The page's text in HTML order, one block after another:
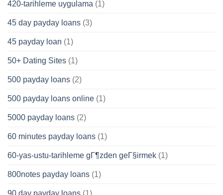
420-tarihleme uygulama (1)
45 day payday loans (3)
45 payday loan (1)
50+ Dating Sites (1)
500 payday loans (2)
500 payday loans online (1)
5000 payday loans (2)
60 minutes payday loans (1)
60-yas-ustu-tarihleme gГ¶zden geГ§irmek (1)
800notes payday loans (1)
90 day payday loans (1)